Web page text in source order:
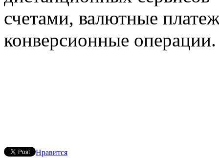
счетами, валютные
конверсионные операции.
Нравится